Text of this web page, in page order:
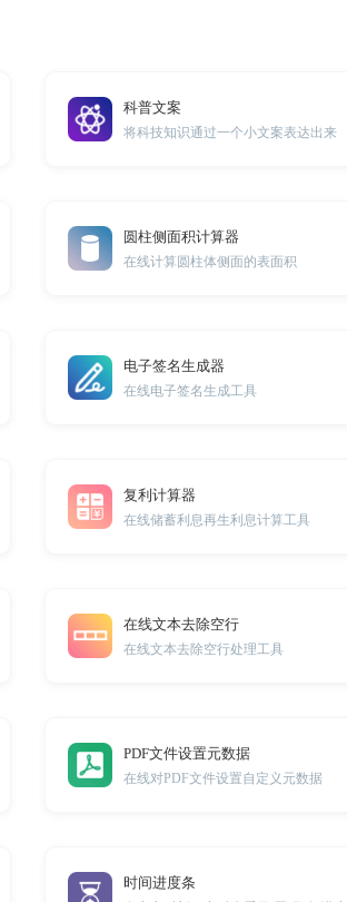
科普文案
将科技知识通过一个小文案表达出来
圆柱侧面积计算器
在线计算圆柱体侧面的表面积
电子签名生成器
在线电子签名生成工具
复利计算器
在线储蓄利息再生利息计算工具
在线文本去除空行
在线文本去除空行处理工具
PDF文件设置元数据
在线对PDF文件设置自定义元数据
时间进度条